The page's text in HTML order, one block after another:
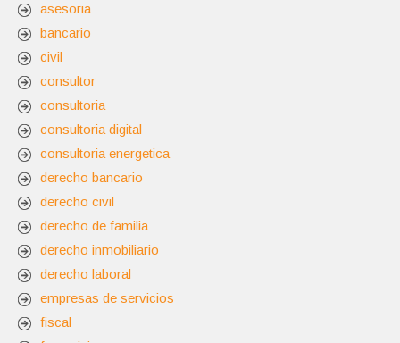
asesoria
bancario
civil
consultor
consultoria
consultoria digital
consultoria energetica
derecho bancario
derecho civil
derecho de familia
derecho inmobiliario
derecho laboral
empresas de servicios
fiscal